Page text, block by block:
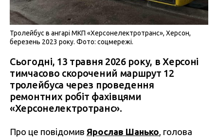
Тролейбус в ангарі МКП «Херсонелектротранс», Херсон,
березень 2023 року. Фото: соцмережі.
Сьогодні, 13 травня 2026 року, в Херсоні
тимчасово скорочений маршрут 12
тролейбуса через проведення
ремонтних робіт фахівцями
«Херсонелектротранс».
Про це повідомив Ярослав Шанько, голова